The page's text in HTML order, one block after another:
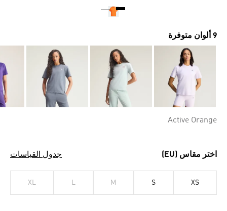
9 ألوان متوفرة
Active Orange
اختر مقاس (EU) جدول القياسات
XS
S
M
L
XL